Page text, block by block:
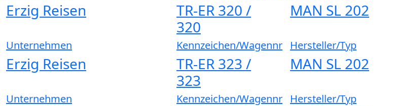
Erzig Reisen
TR-ER 320 /
320
MAN SL 202
Unternehmen
Erzig Reisen
Kennzeichen/Wagennr
TR-ER 323 /
323
Hersteller/Typ
MAN SL 202
Unternehmen Kennzeichen/Wagennr Hersteller/Typ